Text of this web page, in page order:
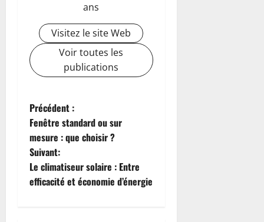
ans
Visitez le site Web
Voir toutes les
publications
N
a
v
i
Précédent :
Fenêtre standard ou sur
mesure : que choisir ?
Suivant:
Le climatiseur solaire : Entre
efficacité et économie d’énergie